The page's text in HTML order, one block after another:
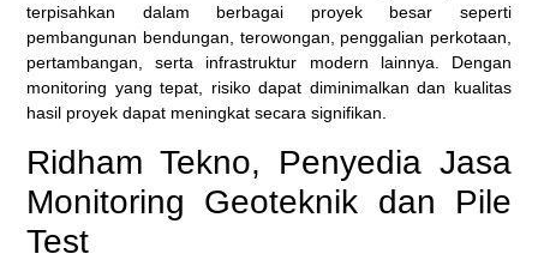
terpisahkan dalam berbagai proyek besar seperti
pembangunan bendungan, terowongan, penggalian perkotaan,
pertambangan, serta infrastruktur modern lainnya. Dengan
monitoring yang tepat, risiko dapat diminimalkan dan kualitas
hasil proyek dapat meningkat secara signifikan.
Ridham Tekno, Penyedia Jasa
Monitoring Geoteknik dan Pile
Test